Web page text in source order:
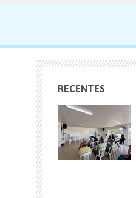
RECENTES